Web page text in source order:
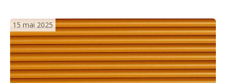
15 mai 2025